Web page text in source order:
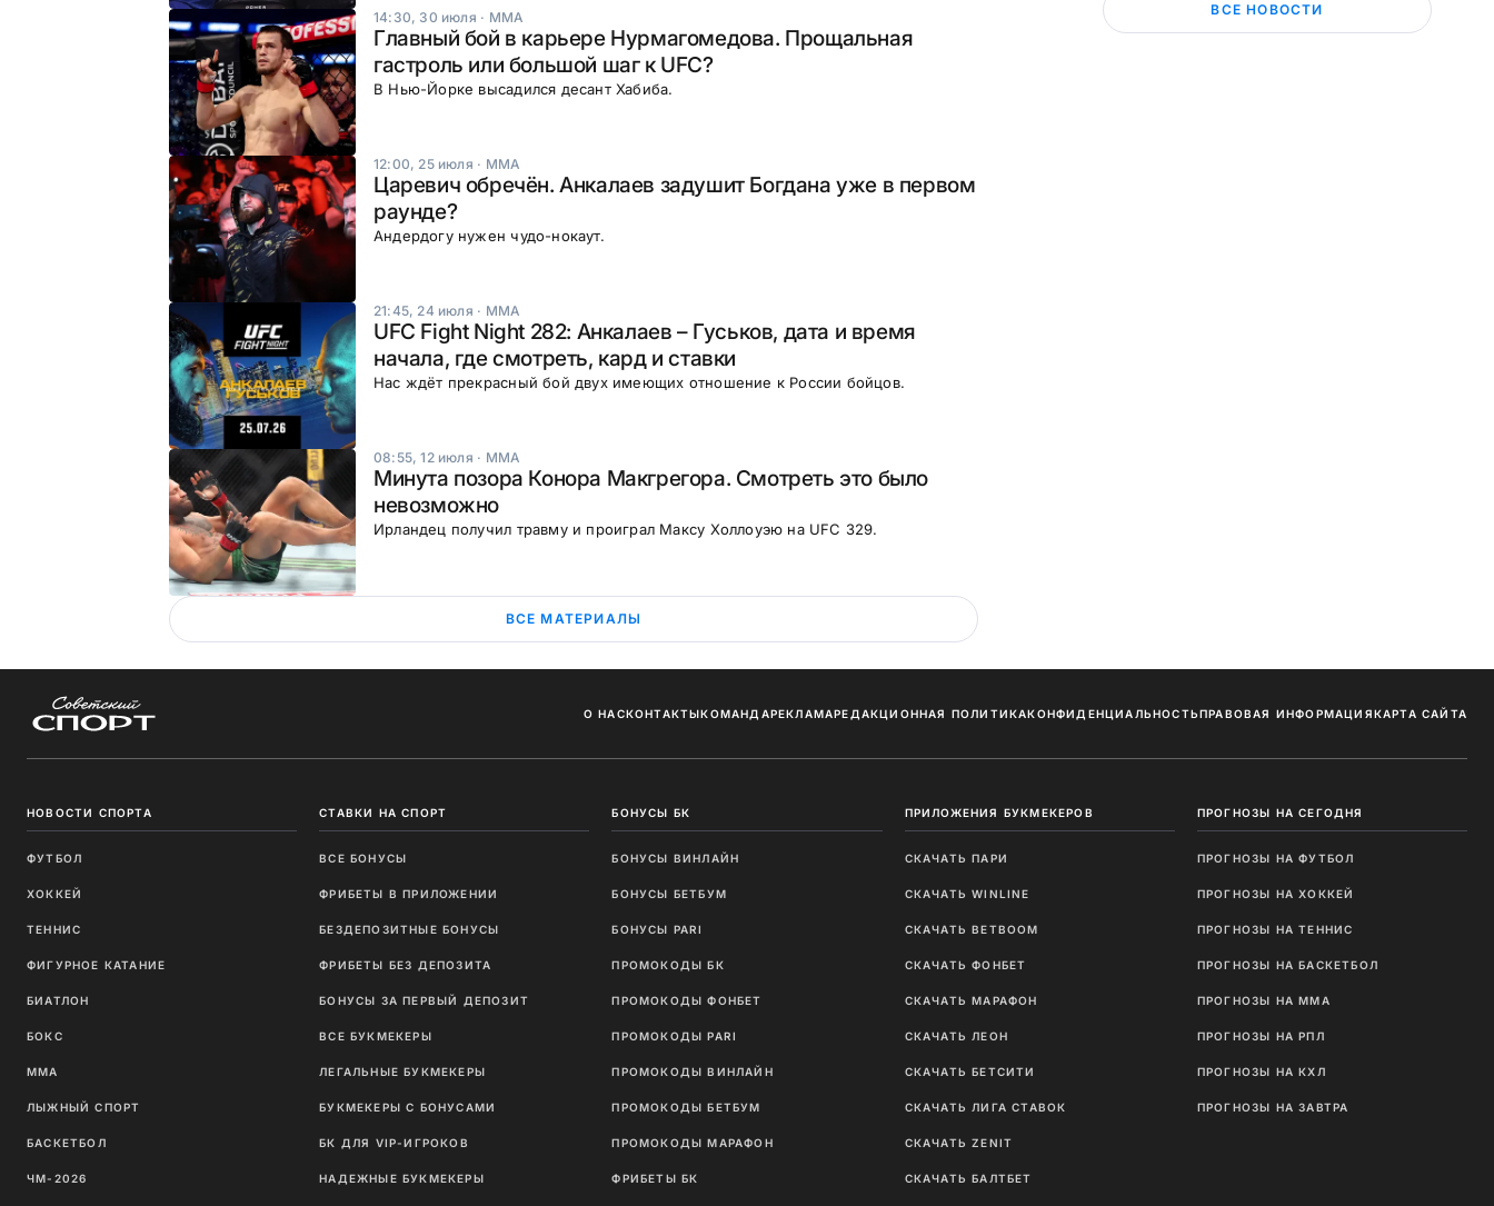
14:30, 30 июля · ММА
Главный бой в карьере Нурмагомедова. Прощальная
гастроль или большой шаг к UFC?
В Нью-Йорке высадился десант Хабиба.
12:00, 25 июля · ММА
Царевич обречён. Анкалаев задушит Богдана уже в первом
раунде?
Андердогу нужен чудо-нокаут.
21:45, 24 июля · ММА
UFC Fight Night 282: Анкалаев – Гуськов, дата и время
начала, где смотреть, кард и ставки
Нас ждёт прекрасный бой двух имеющих отношение к России бойцов.
08:55, 12 июля · ММА
Минута позора Конора Макгрегора. Смотреть это было
невозможно
Ирландец получил травму и проиграл Максу Холлоуэю на UFC 329.
ВСЕ МАТЕРИАЛЫ
ВСЕ НОВОСТИ
О НАСКОНТАКТЫКОМАНДАРЕКЛАМАРЕДАКЦИОННАЯ ПОЛИТИКАКОНФИДЕНЦИАЛЬНОСТЬПРАВОВАЯ ИНФОРМАЦИЯКАРТА САЙТА
НОВОСТИ СПОРТА
ФУТБОЛ
ХОККЕЙ
ТЕННИС
ФИГУРНОЕ КАТАНИЕ
БИАТЛОН
БОКС
ММА
ЛЫЖНЫЙ СПОРТ
БАСКЕТБОЛ
ЧМ-2026
СТАВКИ НА СПОРТ
ВСЕ БОНУСЫ
ФРИБЕТЫ В ПРИЛОЖЕНИИ
БЕЗДЕПОЗИТНЫЕ БОНУСЫ
ФРИБЕТЫ БЕЗ ДЕПОЗИТА
БОНУСЫ ЗА ПЕРВЫЙ ДЕПОЗИТ
ВСЕ БУКМЕКЕРЫ
ЛЕГАЛЬНЫЕ БУКМЕКЕРЫ
БУКМЕКЕРЫ С БОНУСАМИ
БК ДЛЯ VIP-ИГРОКОВ
НАДЕЖНЫЕ БУКМЕКЕРЫ
БОНУСЫ БК
БОНУСЫ ВИНЛАЙН
БОНУСЫ БЕТБУМ
БОНУСЫ PARI
ПРОМОКОДЫ БК
ПРОМОКОДЫ ФОНБЕТ
ПРОМОКОДЫ PARI
ПРОМОКОДЫ ВИНЛАЙН
ПРОМОКОДЫ БЕТБУМ
ПРОМОКОДЫ МАРАФОН
ФРИБЕТЫ БК
ПРИЛОЖЕНИЯ БУКМЕКЕРОВ
СКАЧАТЬ ПАРИ
СКАЧАТЬ WINLINE
СКАЧАТЬ BETBOOM
СКАЧАТЬ ФОНБЕТ
СКАЧАТЬ МАРАФОН
СКАЧАТЬ ЛЕОН
СКАЧАТЬ БЕТСИТИ
СКАЧАТЬ ЛИГА СТАВОК
СКАЧАТЬ ZENIT
СКАЧАТЬ БАЛТБЕТ
ПРОГНОЗЫ НА СЕГОДНЯ
ПРОГНОЗЫ НА ФУТБОЛ
ПРОГНОЗЫ НА ХОККЕЙ
ПРОГНОЗЫ НА ТЕННИС
ПРОГНОЗЫ НА БАСКЕТБОЛ
ПРОГНОЗЫ НА MMA
ПРОГНОЗЫ НА РПЛ
ПРОГНОЗЫ НА КХЛ
ПРОГНОЗЫ НА ЗАВТРА